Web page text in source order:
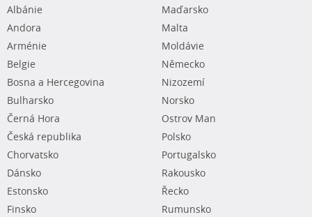
Albánie
Andora
Arménie
Belgie
Bosna a Hercegovina
Bulharsko
Černá Hora
Česká republika
Chorvatsko
Dánsko
Estonsko
Finsko
Maďarsko
Malta
Moldávie
Německo
Nizozemí
Norsko
Ostrov Man
Polsko
Portugalsko
Rakousko
Řecko
Rumunsko